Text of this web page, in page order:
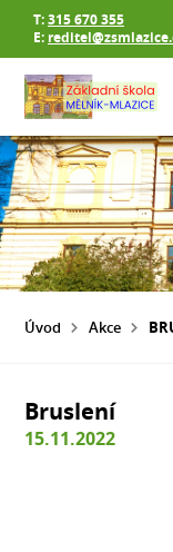
T:315 670 355
E:
Úvod Akce
Bruslení
15.11.2022